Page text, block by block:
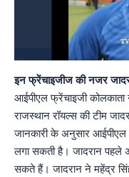
इन फ्रेंचाइजीज की नजर
आईपीएल फ्रेंचाइजी कोलकाता
राजस्थान रॉयल्स की टीम
जानकारी के अनुसार
लगा सकती है। जादरान पहले
सकते हैं। जादरान ने महेंद्र